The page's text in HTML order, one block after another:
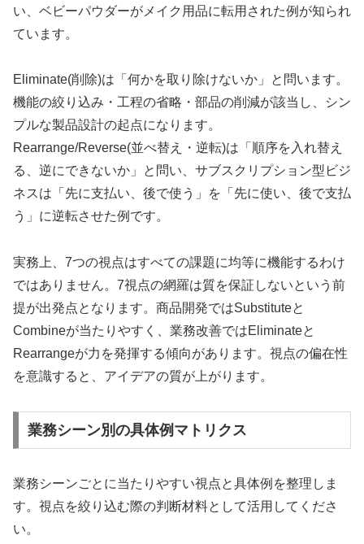
い、ベビーパウダーがメイク用品に転用された例が知られ
ています。
Eliminate(削除)は「何かを取り除けないか」と問います。
機能の絞り込み・工程の省略・部品の削減が該当し、シン
プルな製品設計の起点になります。
Rearrange/Reverse(並べ替え・逆転)は「順序を入れ替え
る、逆にできないか」と問い、サブスクリプション型ビジ
ネスは「先に支払い、後で使う」を「先に使い、後で支払
う」に逆転させた例です。
実務上、7つの視点はすべての課題に均等に機能するわけ
ではありません。7視点の網羅は質を保証しないという前
提が出発点となります。商品開発ではSubstituteと
Combineが当たりやすく、業務改善ではEliminateと
Rearrangeが力を発揮する傾向があります。視点の偏在性
を意識すると、アイデアの質が上がります。
業務シーン別の具体例マトリクス
業務シーンごとに当たりやすい視点と具体例を整理しま
す。視点を絞り込む際の判断材料として活用してくださ
い。